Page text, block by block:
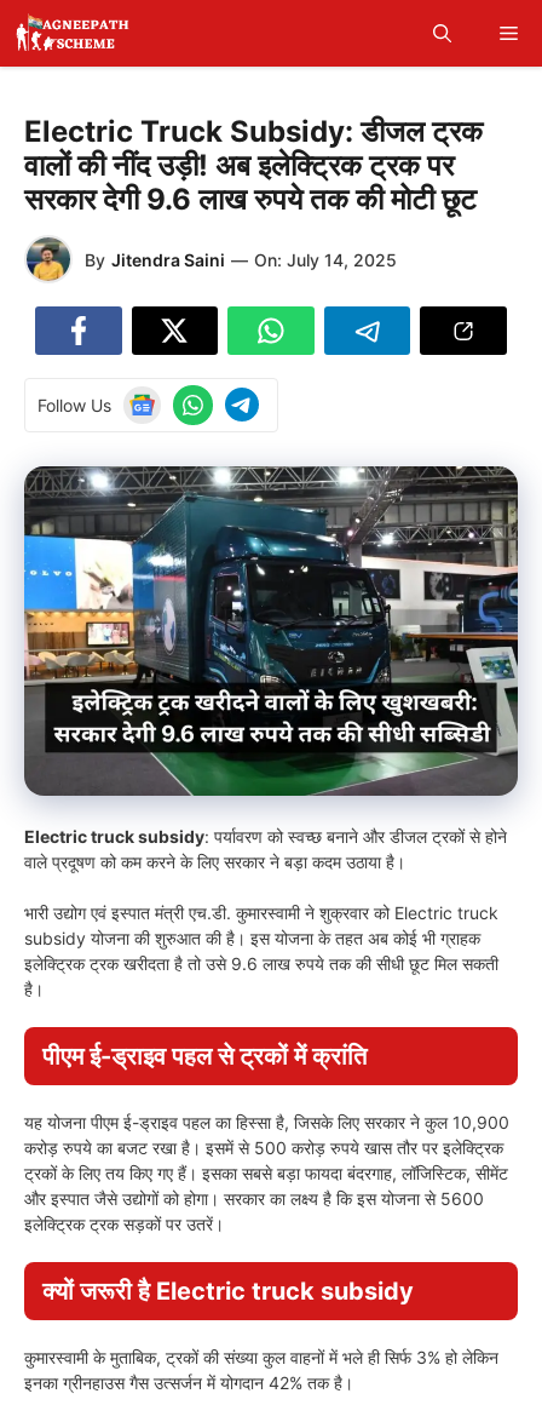
Skip
content
Electric Truck Subsidy: डीजल ट्रक
वालों की नींद उड़ी! अब इलेक्ट्रिक ट्रक पर
सरकार देगी 9.6 लाख रुपये तक की मोटी छूट
By Jitendra Saini — On: July 14, 2025
Follow Us
Electric truck subsidy: पर्यावरण को स्वच्छ बनाने और डीजल ट्रकों से होने
वाले प्रदूषण को कम करने के लिए सरकार ने बड़ा कदम उठाया है।
भारी उद्योग एवं इस्पात मंत्री एच.डी. कुमारस्वामी ने शुक्रवार को Electric truck
subsidy योजना की शुरुआत की है। इस योजना के तहत अब कोई भी ग्राहक
इलेक्ट्रिक ट्रक खरीदता है तो उसे 9.6 लाख रुपये तक की सीधी छूट मिल सकती
है।
पीएम ई-ड्राइव पहल से ट्रकों में क्रांति
यह योजना पीएम ई-ड्राइव पहल का हिस्सा है, जिसके लिए सरकार ने कुल 10,900
करोड़ रुपये का बजट रखा है। इसमें से 500 करोड़ रुपये खास तौर पर इलेक्ट्रिक
ट्रकों के लिए तय किए गए हैं। इसका सबसे बड़ा फायदा बंदरगाह, लॉजिस्टिक, सीमेंट
और इस्पात जैसे उद्योगों को होगा। सरकार का लक्ष्य है कि इस योजना से 5600
इलेक्ट्रिक ट्रक सड़कों पर उतरें।
क्यों जरूरी है Electric truck subsidy
कुमारस्वामी के मुताबिक, ट्रकों की संख्या कुल वाहनों में भले ही सिर्फ 3% हो लेकिन
इनका ग्रीनहाउस गैस उत्सर्जन में योगदान 42% तक है।